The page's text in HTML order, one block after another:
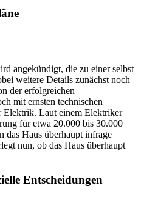
angekündigt, die zu einer selbst
weitere Details zunächst noch
der erfolgreichen
mit ernsten technischen
Elektrik. Laut einem Elektriker
für etwa 20.000 bis 30.000
das Haus überhaupt infrage
nun, ob das Haus überhaupt
Entscheidungen